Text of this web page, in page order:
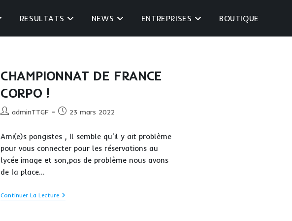
RESULTATS NEWS ENTREPRISES BOUTIQUE
CHAMPIONNAT DE FRANCE
CORPO !
Auteur/autrice
la
publication :
adminTTGF
Publication
23 mars 2022
Ami(e)s pongistes , Il semble qu'il y ait problème
pour vous connecter pour les réservations au
lycée image et son,pas de problème nous avons
de la place…
Continuer La LectureCHAMPIONNAT
DE